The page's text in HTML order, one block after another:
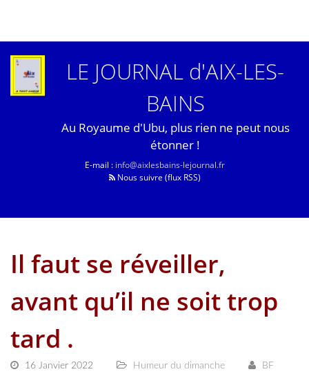
LE JOURNAL d'AIX-LES-
BAINS
Au Royaume d'Ubu, plus rien ne peut nous
étonner !
E-mail : info@aixlesbains-lejournal.fr
Nous suivre (flux RSS)
Il faut se réveiller,
avant qu’il ne soit trop
tard .
16 Janvier 2022 Humeur du dimanche BF